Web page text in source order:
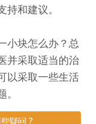
持和建议。
小块怎么办？总
并采取适当的治
以采取一些生活